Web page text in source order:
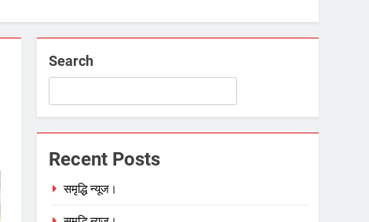
Search
Recent Posts
समृद्धि न्यूज।